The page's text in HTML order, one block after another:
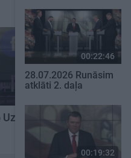
Uz līnijas
00:22:46
28.07.2026 Runāsim
atklāti 2. daļa
00:19:32